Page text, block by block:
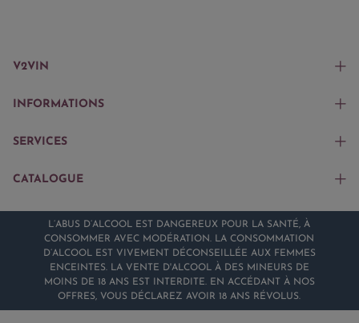
V2VIN
INFORMATIONS
SERVICES
CATALOGUE
L’ABUS D’ALCOOL EST DANGEREUX POUR LA SANTÉ, À
CONSOMMER AVEC MODÉRATION. LA CONSOMMATION
D’ALCOOL EST VIVEMENT DÉCONSEILLÉE AUX FEMMES
ENCEINTES. LA VENTE D'ALCOOL À DES MINEURS DE
MOINS DE 18 ANS EST INTERDITE. EN ACCÉDANT À NOS
OFFRES, VOUS DÉCLAREZ AVOIR 18 ANS RÉVOLUS.